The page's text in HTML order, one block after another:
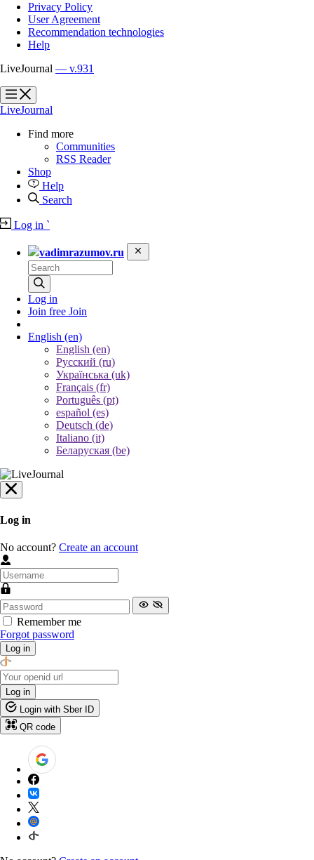
Privacy Policy
User Agreement
Recommendation technologies
Help
LiveJournal — v.931
?
?
LiveJournal
Find more
Communities
RSS Reader
Shop
Help
Search
Log in `
vadimrazumov.ru
Log in
Join free Join
English (en)
English (en)
Русский (ru)
Українська (uk)
Français (fr)
Português (pt)
español (es)
Deutsch (de)
Italiano (it)
Беларуская (be)
Log in
No account? Create an account
Remember me
Forgot password
Log in
Log in
Login with Sber ID
QR code